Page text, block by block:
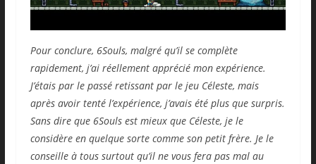
Pour conclure, 6Souls, malgré qu’il se complète
rapidement, j’ai réellement apprécié mon expérience.
J’étais par le passé retissant par le jeu Céleste, mais
après avoir tenté l’expérience, j’avais été plus que surpris.
Sans dire que 6Souls est mieux que Céleste, je le
considère en quelque sorte comme son petit frère. Je le
conseille à tous surtout qu’il ne vous fera pas mal au